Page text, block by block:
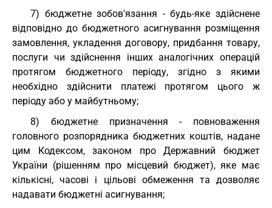
7) бюджетне зобов'язання - будь-яке здійснене
відповідно до бюджетного асигнування розміщення
замовлення, укладення договору, придбання товару,
послуги чи здійснення інших аналогічних операцій
протягом бюджетного періоду, згідно з якими
необхідно здійснити платежі протягом цього ж
періоду або у майбутньому;
8) бюджетне призначення - повноваження
головного розпорядника бюджетних коштів, надане
цим Кодексом, законом про Державний бюджет
України (рішенням про місцевий бюджет), яке має
кількісні, часові і цільові обмеження та дозволяє
надавати бюджетні асигнування;